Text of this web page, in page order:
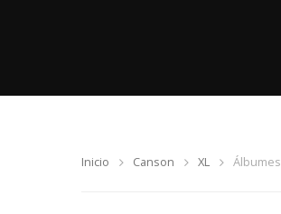
Inicio Canson XL Álbumes